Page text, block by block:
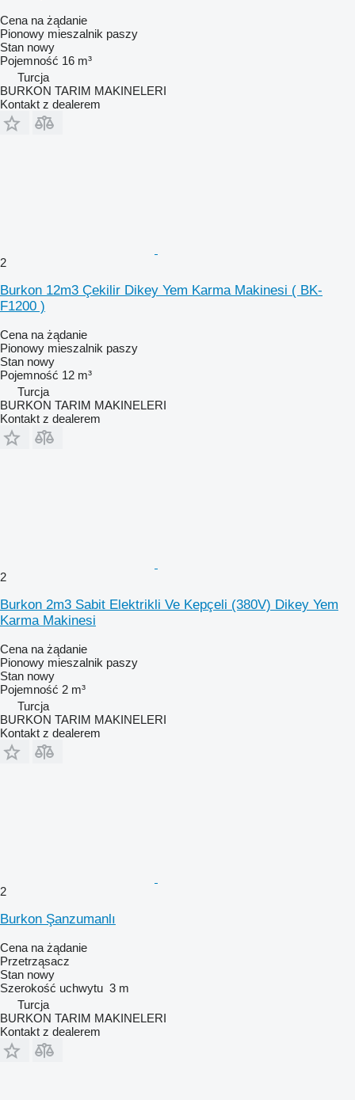
Cena na żądanie
Pionowy mieszalnik paszy
Stan nowy
Pojemność 16 m³
Turcja
BURKON TARIM MAKINELERI
Kontakt z dealerem
2
Burkon 12m3 Çekilir Dikey Yem Karma Makinesi ( BK-
F1200 )
Cena na żądanie
Pionowy mieszalnik paszy
Stan nowy
Pojemność 12 m³
Turcja
BURKON TARIM MAKINELERI
Kontakt z dealerem
2
Burkon 2m3 Sabit Elektrikli Ve Kepçeli (380V) Dikey Yem
Karma Makinesi
Cena na żądanie
Pionowy mieszalnik paszy
Stan nowy
Pojemność 2 m³
Turcja
BURKON TARIM MAKINELERI
Kontakt z dealerem
2
Burkon Şanzumanlı
Cena na żądanie
Przetrząsacz
Stan nowy
Szerokość uchwytu 3 m
Turcja
BURKON TARIM MAKINELERI
Kontakt z dealerem